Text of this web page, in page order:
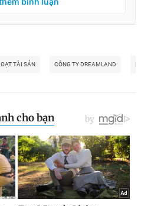
TÀI SẢN CÔNG TY DREAMLAND BÌNH